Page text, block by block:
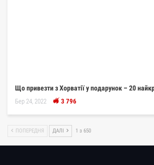
Що привезти з Хорватії у подарунок – 20
Бер 24, 2022 3 796
ПОПЕРЕДНЯ ДАЛІ 1 з 650